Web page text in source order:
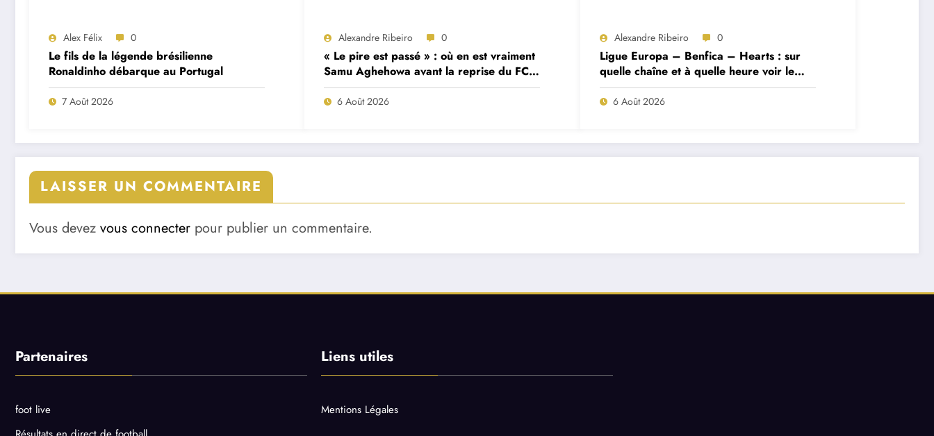
Alex Félix 0
Le fils de la légende brésilienne
Ronaldinho débarque au Portugal
7 Août 2026
Alexandre Ribeiro 0
« Le pire est passé » : où en est vraiment
Samu Aghehowa avant la reprise du FC
Porto ?
6 Août 2026
Alexandre Ribeiro 0
Ligue Europa – Benfica – Hearts : sur
quelle chaîne et à quelle heure voir le
match ?
6 Août 2026
LAISSER UN COMMENTAIRE
Vous devez vous connecter pour publier un commentaire.
Partenaires
foot live
Liens utiles
Mentions Légales